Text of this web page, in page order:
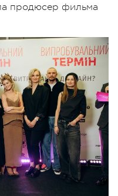
продюсер фильма